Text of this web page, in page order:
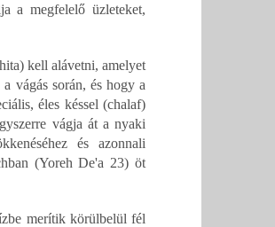
a megfelelő üzleteket,
kell alávetni, amelyet
vágás során, és hogy a
éles késsel (chalaf)
vágja át a nyaki
és azonnali
(Yoreh De'a 23) öt
merítik körülbelül fél